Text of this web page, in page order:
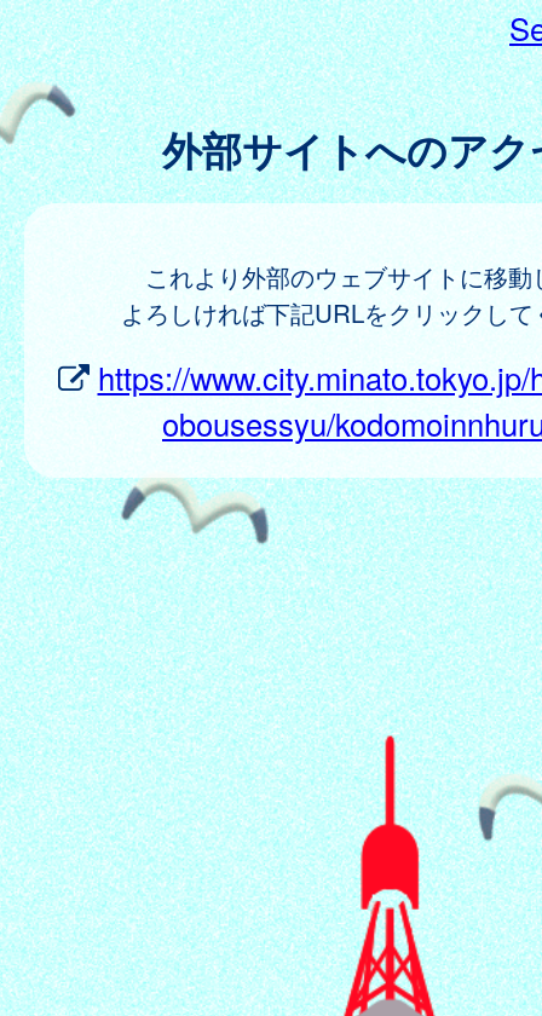
外部サイトへのア
これより外部のウェブサイトに移動
よろしければ下記URLをクリックし
https://www.city.minato.tokyo.jp/
obousessyu/